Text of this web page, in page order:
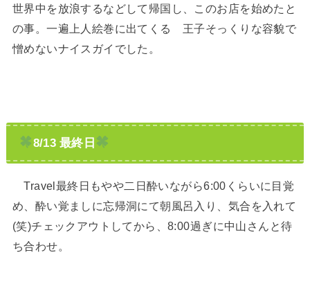
世界中を放浪するなどして帰国し、このお店を始めたと
の事。一遍上人絵巻に出てくる 王子そっくりな容貌で
憎めないナイスガイでした。
8/13 最終日
Travel最終日もやや二日酔いながら6:00くらいに目覚
め、酔い覚ましに忘帰洞にて朝風呂入り、気合を入れて
(笑)チェックアウトしてから、8:00過ぎに中山さんと待
ち合わせ。